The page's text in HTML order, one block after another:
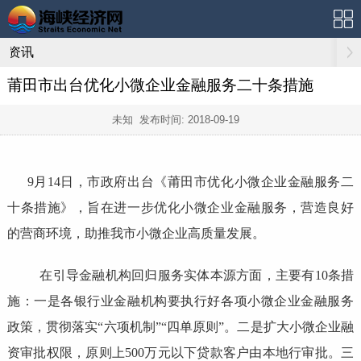
资讯
莆田市出台优化小微企业金融服务二十条措施
未知 发布时间: 2018-09-19
9月14日，市政府出台《莆田市优化小微企业金融服务二
十条措施》，旨在进一步优化小微企业金融服务，营造良好
的营商环境，助推我市小微企业高质量发展。
在引导金融机构回归服务实体本源方面，主要有10条措
施：一是各银行业金融机构要执行好各项小微企业金融服务
政策，贯彻落实“六项机制”“四单原则”。二是扩大小微企业融
资审批权限，原则上500万元以下贷款客户由本地行审批。三